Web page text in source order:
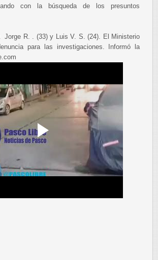
con la búsqueda de los presuntos
Jorge R. . (33) y Luis V. S. (24). El Ministerio
para las investigaciones. Informó la